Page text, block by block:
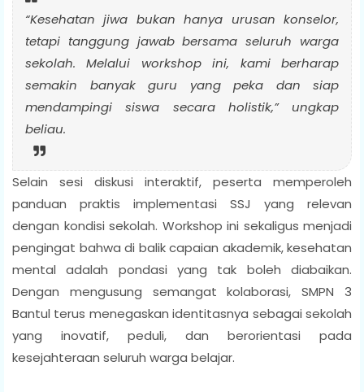
“Kesehatan jiwa bukan hanya urusan konselor,
tetapi tanggung jawab bersama seluruh warga
sekolah. Melalui workshop ini, kami berharap
semakin banyak guru yang peka dan siap
mendampingi siswa secara holistik,”ungkap
beliau.
Selain sesi diskusi interaktif, peserta memperoleh
panduan praktis implementasi SSJ yang relevan
dengan kondisi sekolah. Workshop ini sekaligus menjadi
pengingat bahwa di balik capaian akademik, kesehatan
mental adalah pondasi yang tak boleh diabaikan.
Dengan mengusung semangat kolaborasi, SMPN 3
Bantul terus menegaskan identitasnya sebagai sekolah
yang inovatif, peduli, dan berorientasi pada
kesejahteraan seluruh warga belajar.